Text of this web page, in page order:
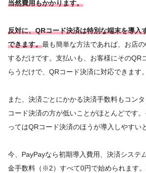
当然費用もかかります。
反対に、QRコード決済は特別な端末を導入
できます。最も簡単な方法であれば、お店
するだけです。支払いも、お客様にそのQR
らうだけで、QRコード決済に対応できます。
また、決済ごとにかかる決済手数料もコン
コード決済の方が低いことがほとんどです
ってはQRコード決済のほうが導入しやすい
今、PayPayなら初期導入費用、決済システ
金手数料（※2）すべて0円で始められます